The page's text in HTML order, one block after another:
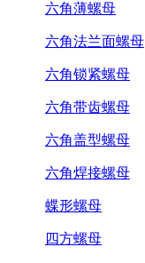
六角薄螺母
六角法兰面螺母
六角锁紧螺母
六角带齿螺母
六角盖型螺母
六角焊接螺母
蝶形螺母
四方螺母